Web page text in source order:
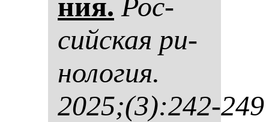
сий­ская ри­
но­ло­гия.
2025;(3):242-249